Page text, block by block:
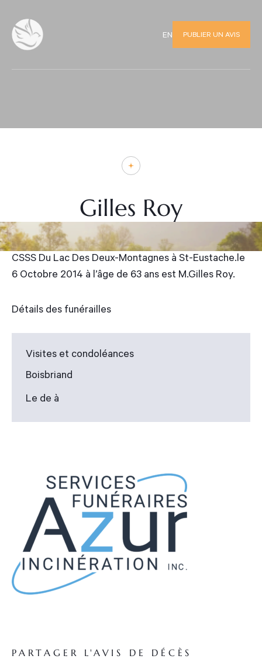
EN PUBLIER UN AVIS
Gilles Roy
CSSS Du Lac Des Deux-Montagnes à St-Eustache.le
6 Octobre 2014 à l’âge de 63 ans est M.Gilles Roy.
Détails des funérailles
Visites et condoléances
Boisbriand
Le de à
PARTAGER L'AVIS DE DÉCÈS